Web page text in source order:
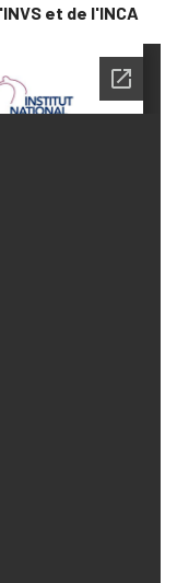
et de l'INCA